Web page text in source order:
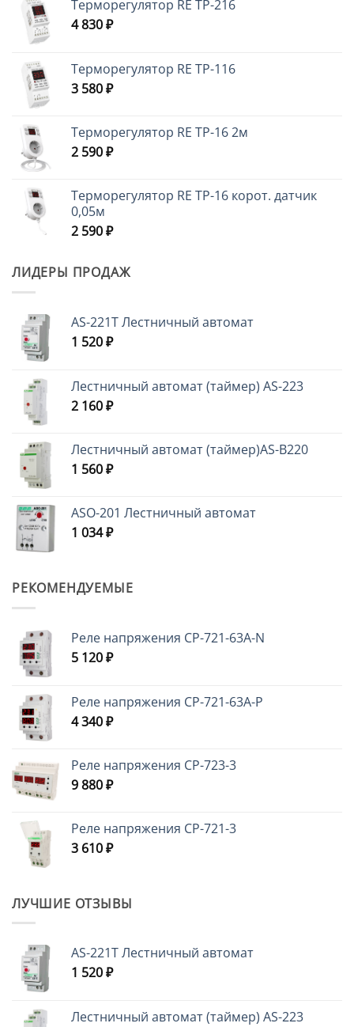
Терморегулятор RE ТР-216
4 830₽
Терморегулятор RE ТР-116
3 580₽
Терморегулятор RE ТР-16 2м
2 590₽
Терморегулятор RE ТР-16 корот. датчик
0,05м
2 590₽
ЛИДЕРЫ ПРОДАЖ
AS-221T Лестничный автомат
1 520₽
Лестничный автомат (таймер) AS-223
2 160₽
Лестничный автомат (таймер)AS-B220
1 560₽
ASO-201 Лестничный автомат
1 034₽
РЕКОМЕНДУЕМЫЕ
Реле напряжения CP-721-63A-N
5 120₽
Реле напряжения CP-721-63A-P
4 340₽
Реле напряжения CP-723-3
9 880₽
Реле напряжения CP-721-3
3 610₽
ЛУЧШИЕ ОТЗЫВЫ
AS-221T Лестничный автомат
1 520₽
Лестничный автомат (таймер) AS-223